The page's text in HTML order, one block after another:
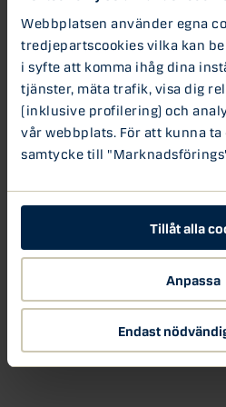
Webbplatsen använder egna
tredjepartscookies vilka kan
i syfte att komma ihåg dina
tjänster, mäta trafik, visa dig
(inklusive profilering) och
vår webbplats. För att kunna
samtycke till
Tillåt alla
Anpassa
Endast
podden tar Lars tempen på
svenska läkemedels- och
av sina erfarenheter kring vad
framöver.
Lars Hevreng är en av de
tagit fram Danske Banks nya
Denna är tänkt som en guide
svenska bolagen arbetar med
Lars ansvarat för
möjligheter kopplat till
börsbolagen i just
Sustainability report 2017,
Beckard, aktiechef Danske
Börsen Danske Bank